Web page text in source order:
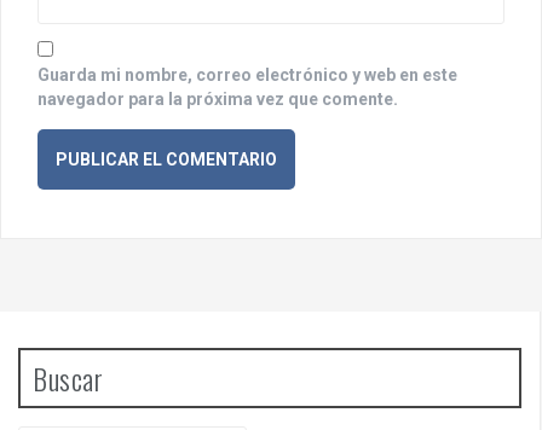
s
Guarda mi nombre, correo electrónico y web en este
navegador para la próxima vez que comente.
Buscar